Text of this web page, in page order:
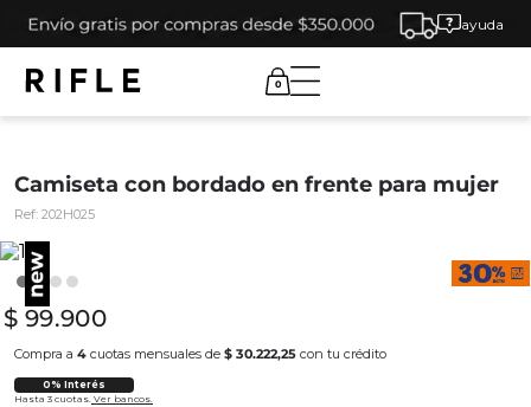
ayuda
0
Camiseta con bordado en frente para mujer
Ref: 202H025
$ 99.900
Compra a 4 cuotas mensuales de $ 30.222,25 con tu crédito
0% Interés
Hasta 3 cuotas. Ver bancos.